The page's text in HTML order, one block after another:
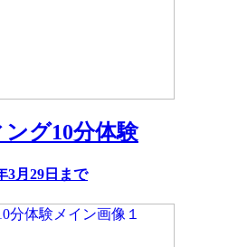
グ10分体験
3月29日まで